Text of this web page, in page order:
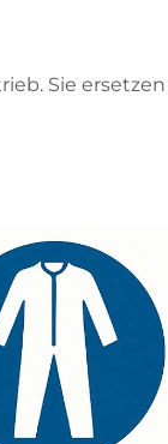
Sie